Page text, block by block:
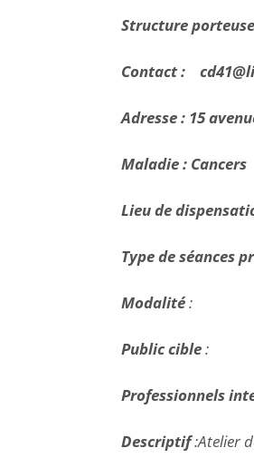
Structure
Contact :
Adresse : 15
Maladie : Cancers
Lieu de
Type de séances
Modalité:
Public cible:
Professionnels
Descriptif:Atelier